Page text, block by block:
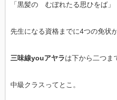
「黒髪の むぼれたる思ひをば」
先生になる資格までに4つの免状が
三味線youアヤラは下から二つま
中級クラスってとこ。